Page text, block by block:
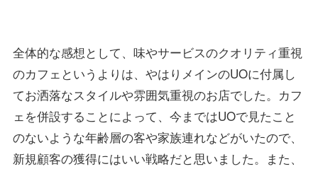
全体的な感想として、味やサービスのクオリティ重視
のカフェというよりは、やはりメインのUOに付属し
てお洒落なスタイルや雰囲気重視のお店でした。カフ
ェを併設することによって、今まではUOで見たこと
のないような年齢層の客や家族連れなどがいたので、
新規顧客の獲得にはいい戦略だと思いました。また、